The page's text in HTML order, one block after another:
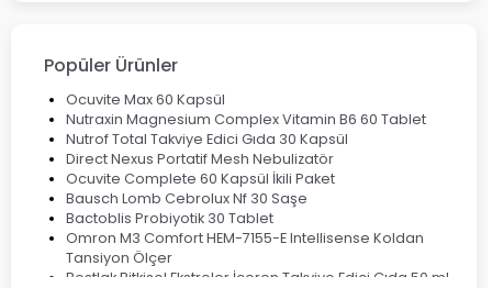
Popüler Ürünler
Ocuvite Max 60 Kapsül
Nutraxin Magnesium Complex Vitamin B6 60 Tablet
Nutrof Total Takviye Edici Gıda 30 Kapsül
Direct Nexus Portatif Mesh Nebulizatör
Ocuvite Complete 60 Kapsül İkili Paket
Bausch Lomb Cebrolux Nf 30 Saşe
Bactoblis Probiyotik 30 Tablet
Omron M3 Comfort HEM-7155-E Intellisense Koldan
Tansiyon Ölçer
Bestlak Bitkisel Ekstreler İçeren Takviye Edici Gıda 50 ml